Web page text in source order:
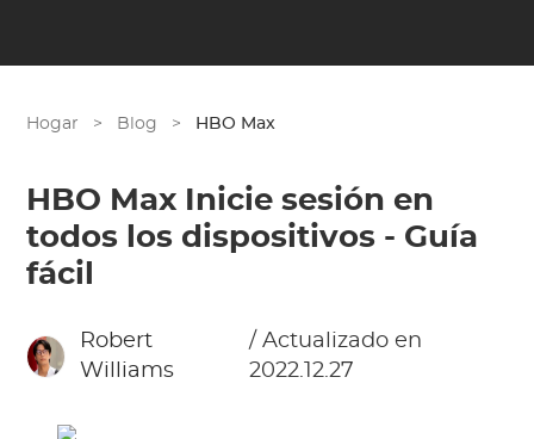
Hogar > Blog > HBO Max
HBO Max Inicie sesión en
todos los dispositivos - Guía
fácil
Robert
Williams
/ Actualizado en
2022.12.27